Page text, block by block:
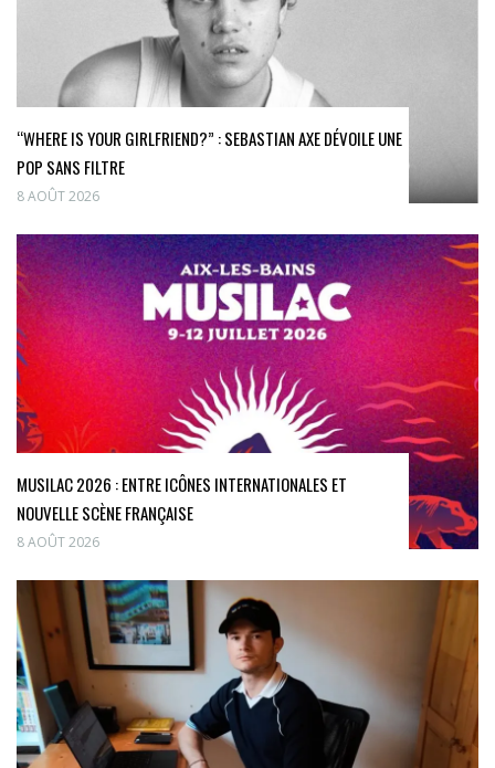
“WHERE IS YOUR GIRLFRIEND?” : SEBASTIAN AXE DÉVOILE UNE
POP SANS FILTRE
8 AOÛT 2026
MUSILAC 2026 : ENTRE ICÔNES INTERNATIONALES ET
NOUVELLE SCÈNE FRANÇAISE
8 AOÛT 2026